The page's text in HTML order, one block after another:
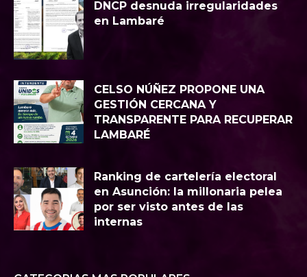
DNCP desnuda irregularidades
en Lambaré
CELSO NÚÑEZ PROPONE UNA
GESTIÓN CERCANA Y
TRANSPARENTE PARA RECUPERAR
LAMBARÉ
Ranking de cartelería electoral
en Asunción: la millonaria pelea
por ser visto antes de las
internas